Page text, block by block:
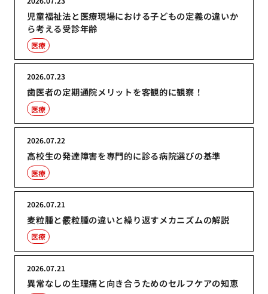
児童福祉法と医療現場における子どもの定義の違いか
ら考える受診年齢
医療
歯医者の定期通院メリットを客観的に観察！
2026.07.23
医療
高校生の発達障害を専門的に診る病院選びの基準
2026.07.22
医療
麦粒腫と霰粒腫の違いと繰り返すメカニズムの解説
2026.07.21
医療
異常なしの生理痛と向き合うためのセルフケアの知恵
2026.07.21